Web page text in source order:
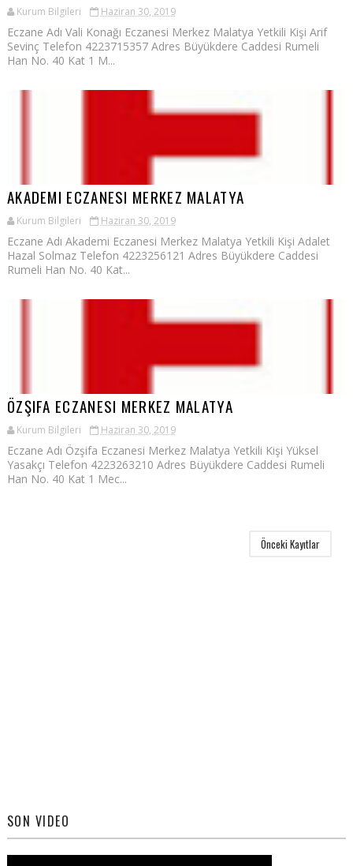
Kurum Bilgileri Haziran 30, 2019
Eczane Adı Vali Konağı Eczanesi Merkez Malatya Yetkili Kişi Arif
Sevinç Telefon 4223715357 Adres Büyükdere Caddesi Rumeli
Han No. 40 Kat 1 M...
AKADEMI ECZANESI MERKEZ MALATYA
Kurum Bilgileri Haziran 30, 2019
Eczane Adı Akademi Eczanesi Merkez Malatya Yetkili Kişi Adalet
Hazal Solmaz Telefon 4223256121 Adres Büyükdere Caddesi
Rumeli Han No. 40 Kat...
ÖZŞIFA ECZANESI MERKEZ MALATYA
Kurum Bilgileri Haziran 30, 2019
Eczane Adı Özşifa Eczanesi Merkez Malatya Yetkili Kişi Yüksel
Yasakçı Telefon 4223263210 Adres Büyükdere Caddesi Rumeli
Han No. 40 Kat 1 Mec...
Önceki Kayıtlar
SON VIDEO